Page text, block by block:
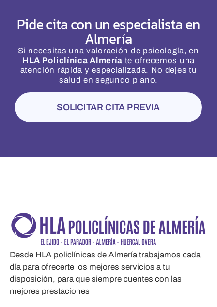
Pide cita con un especialista en
Almería
Si necesitas una valoración de psicología, en
HLA Policlínica Almería te ofrecemos una
atención rápida y especializada. No dejes tu
salud en segundo plano.
SOLICITAR CITA PREVIA
Desde HLA policlínicas de Almería trabajamos cada
día para ofrecerte los mejores servicios a tu
disposición, para que siempre cuentes con las
mejores prestaciones